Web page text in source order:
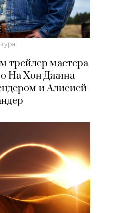
трейлер мастера
На Хон Джина
и Алисией